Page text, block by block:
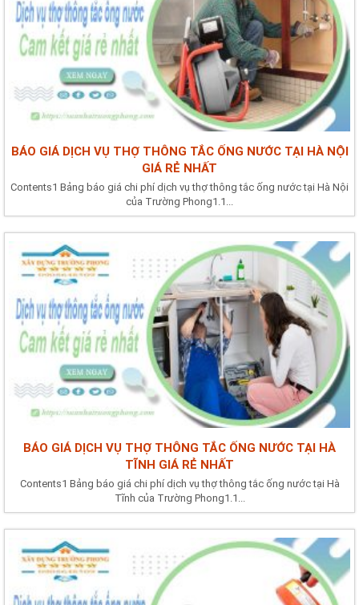
BÁO GIÁ DỊCH VỤ THỢ THÔNG TẮC ỐNG NƯỚC TẠI HÀ NỘI
GIÁ RẺ NHẤT
Contents1 Bảng báo giá chi phí dịch vụ thợ thông tắc ống nước tại Hà Nội
của Trường Phong1.1...
BÁO GIÁ DỊCH VỤ THỢ THÔNG TẮC ỐNG NƯỚC TẠI HÀ
TĨNH GIÁ RẺ NHẤT
Contents1 Bảng báo giá chi phí dịch vụ thợ thông tắc ống nước tại Hà
Tĩnh của Trường Phong1.1...